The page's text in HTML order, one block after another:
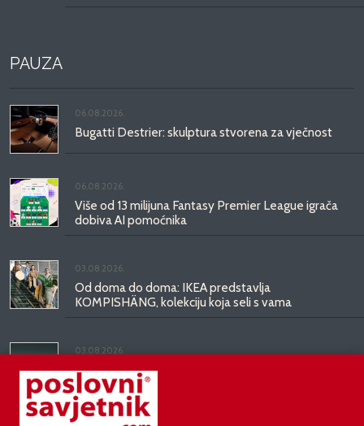
PAUZA
06.08.2026.
Bugatti Destrier: skulptura stvorena za vječnost
06.08.2026.
Više od 13 milijuna Fantasy Premier League igrača
dobiva AI pomoćnika
03.08.2026.
Od doma do doma: IKEA predstavlja
KOMPISHÄNG, kolekciju koja seli s vama
03.08.2026.
Kineski BYD predstavio luksuznu limuzinu veću od
Mercedesove S-klase, obećava domet do 1.000
kilometara